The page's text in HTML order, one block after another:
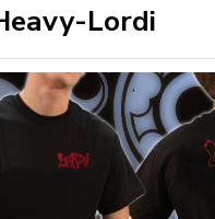
Lordi